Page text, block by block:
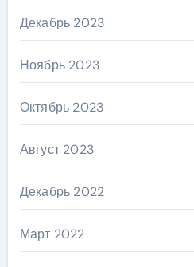
Декабрь 2023
Ноябрь 2023
Октябрь 2023
Август 2023
Декабрь 2022
Март 2022